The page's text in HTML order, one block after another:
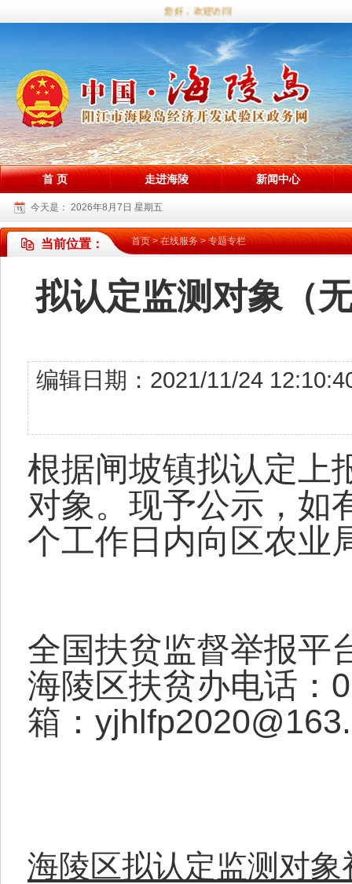
您好，欢迎访问海陵试验区政务网站！
首 页 走进海陵 新闻中心
今天是： 2026年8月7日 星期五
当前位置： 首页>在线服务>专题专栏
拟认定监测对象（
编辑日期：2021/11/24
根据闸坡镇拟认定上
对象。现予公示，如
个工作日内向区农业
全国扶贫监督举报平
海陵区扶贫办电话：
箱：
海陵区拟认定监测对